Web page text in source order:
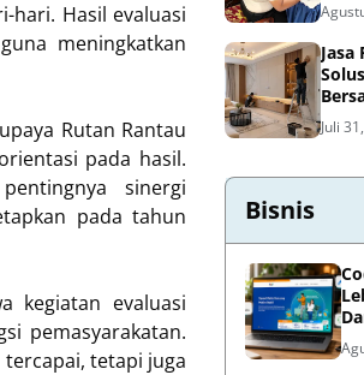
hari. Hasil evaluasi
meningkatkan
Rutan Rantau
pada hasil.
sinergi
pada tahun
kegiatan evaluasi
pemasyarakatan.
tetapi juga
Juli
Bisnis